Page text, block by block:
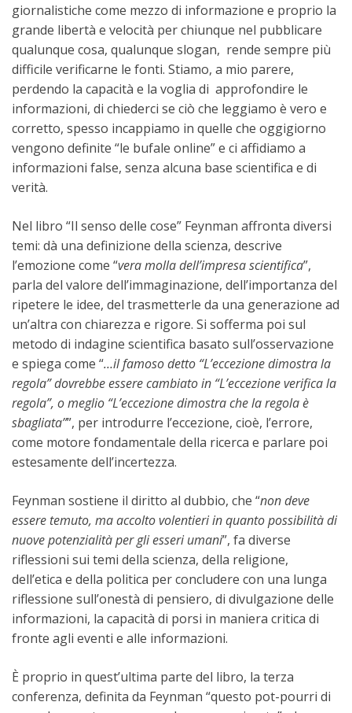
giornalistiche come mezzo di informazione e proprio la
grande libertà e velocità per chiunque nel pubblicare
qualunque cosa, qualunque slogan, rende sempre più
difficile verificarne le fonti. Stiamo, a mio parere,
perdendo la capacità e la voglia di approfondire le
informazioni, di chiederci se ciò che leggiamo è vero e
corretto, spesso incappiamo in quelle che oggigiorno
vengono definite “le bufale online” e ci affidiamo a
informazioni false, senza alcuna base scientifica e di
verità.
Nel libro “Il senso delle cose” Feynman affronta diversi
temi: dà una definizione della scienza, descrive
l’emozione come “vera molla dell’impresa scientifica”,
parla del valore dell’immaginazione, dell’importanza del
ripetere le idee, del trasmetterle da una generazione ad
un’altra con chiarezza e rigore. Si sofferma poi sul
metodo di indagine scientifica basato sull’osservazione
e spiega come “…il famoso detto “L’eccezione dimostra la
regola” dovrebbe essere cambiato in “L’eccezione verifica la
regola”, o meglio “L’eccezione dimostra che la regola è
sbagliata””, per introdurre l’eccezione, cioè, l’errore,
come motore fondamentale della ricerca e parlare poi
estesamente dell’incertezza.
Feynman sostiene il diritto al dubbio, che “non deve
essere temuto, ma accolto volentieri in quanto possibilità di
nuove potenzialità per gli esseri umani”, fa diverse
riflessioni sui temi della scienza, della religione,
dell’etica e della politica per concludere con una lunga
riflessione sull’onestà di pensiero, di divulgazione delle
informazioni, la capacità di porsi in maniera critica di
fronte agli eventi e alle informazioni.
È proprio in quest’ultima parte del libro, la terza
conferenza, definita da Feynman “questo pot-pourri di